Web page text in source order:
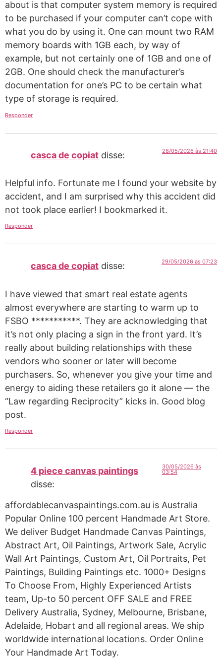
about is that computer system memory is required
to be purchased if your computer can’t cope with
what you do by using it. One can mount two RAM
memory boards with 1GB each, by way of
example, but not certainly one of 1GB and one of
2GB. One should check the manufacturer’s
documentation for one’s PC to be certain what
type of storage is required.
Responder
casca de copiat disse: 28/05/2026 às 21:40
Helpful info. Fortunate me I found your website by
accident, and I am surprised why this accident did
not took place earlier! I bookmarked it.
Responder
casca de copiat disse: 29/05/2026 às 07:23
I have viewed that smart real estate agents
almost everywhere are starting to warm up to
FSBO ***********. They are acknowledging that
it’s not only placing a sign in the front yard. It’s
really about building relationships with these
vendors who sooner or later will become
purchasers. So, whenever you give your time and
energy to aiding these retailers go it alone — the
“Law regarding Reciprocity” kicks in. Good blog
post.
Responder
4 piece canvas paintings
disse:
30/05/2026 às
03:54
affordablecanvaspaintings.com.au is Australia
Popular Online 100 percent Handmade Art Store.
We deliver Budget Handmade Canvas Paintings,
Abstract Art, Oil Paintings, Artwork Sale, Acrylic
Wall Art Paintings, Custom Art, Oil Portraits, Pet
Paintings, Building Paintings etc. 1000+ Designs
To Choose From, Highly Experienced Artists
team, Up-to 50 percent OFF SALE and FREE
Delivery Australia, Sydney, Melbourne, Brisbane,
Adelaide, Hobart and all regional areas. We ship
worldwide international locations. Order Online
Your Handmade Art Today.